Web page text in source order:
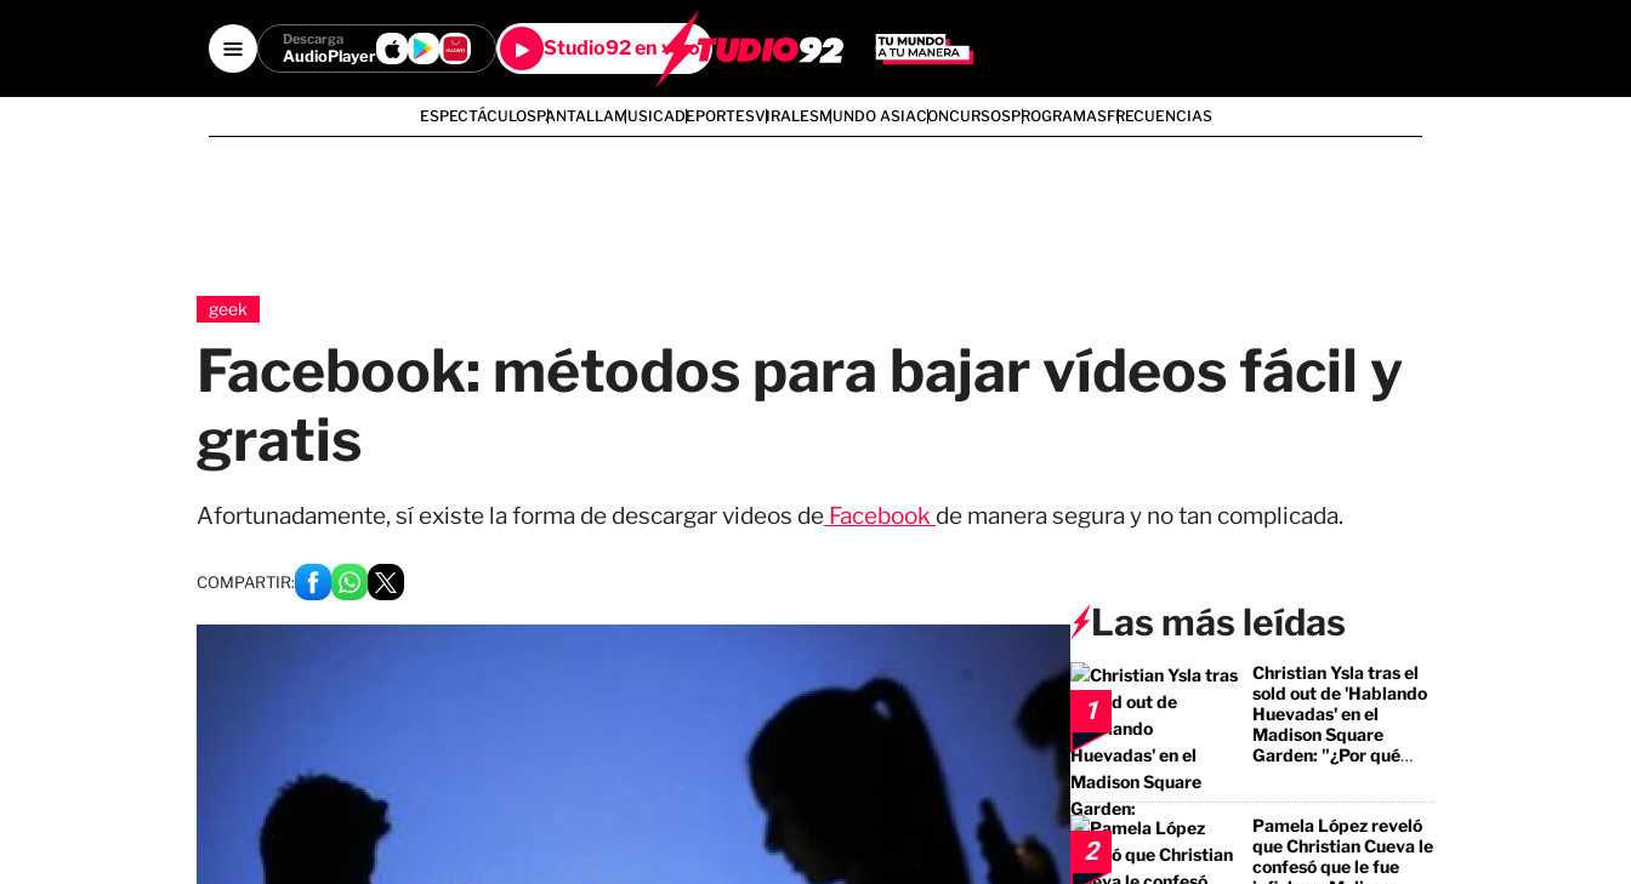
Descarga
AudioPlayer Studio92 en vivo
ESPECTÁCULOSPANTALLAMUSICADEPORTESVIRALESMUNDO ASIACONCURSOSPROGRAMASFRECUENCIAS
geek
Facebook: métodos para bajar vídeos fácil y
gratis
Afortunadamente, sí existe la forma de descargar videos de Facebook de manera segura y no tan complicada.
COMPARTIR:
Las más leídas
1
Christian Ysla tras el
sold out de 'Hablando
Huevadas' en el
Madison Square
Garden: "¿Por qué
2
Pamela López reveló
que Christian Cueva le
confesó que le fue